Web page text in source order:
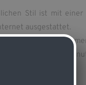
Stil ist mit
ausgestattet.
den
als